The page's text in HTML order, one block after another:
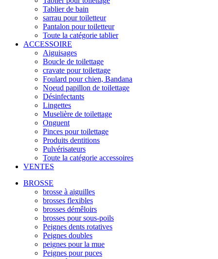
Tablier de bain
sarrau pour toiletteur
Pantalon pour toiletteur
Toute la catégorie tablier
ACCESSOIRE
Aiguisages
Boucle de toilettage
cravate pour toilettage
Foulard pour chien, Bandana
Noeud papillon de toilettage
Désinfectants
Lingettes
Muselière de toilettage
Onguent
Pinces pour toilettage
Produits dentitions
Pulvérisateurs
Toute la catégorie accessoires
VENTES
BROSSE
brosse à aiguilles
brosses flexibles
brosses démêloirs
brosses pour sous-poils
Peignes dents rotatives
Peignes doubles
peignes pour la mue
Peignes pour puces